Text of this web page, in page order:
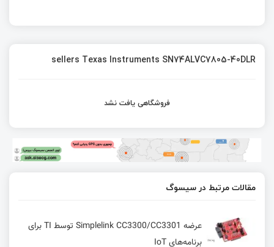
sellers Texas Instruments SN74ALVC7805-40DLR
فروشگاهی یافت نشد
مقالات مرتبط در سیسوگ
عرضه Simplelink CC3300/CC3301 توسط TI برای
برنامه‌های IoT